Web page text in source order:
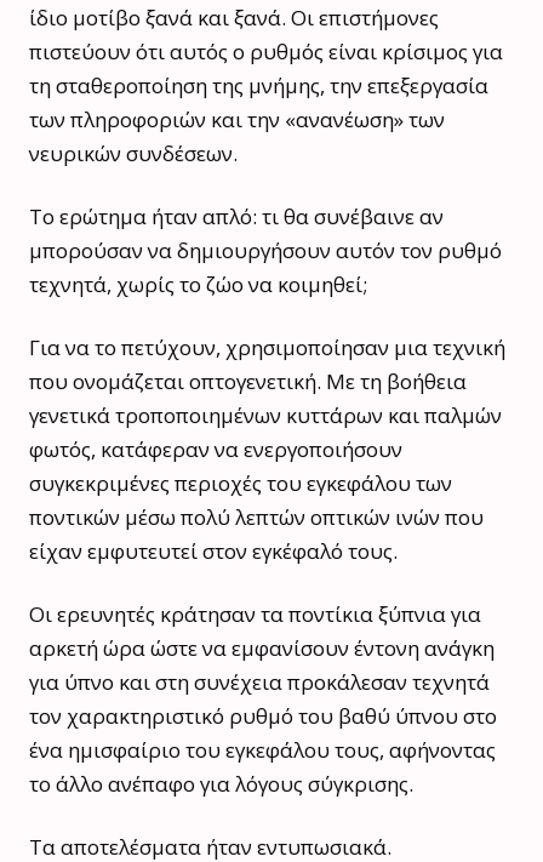
ίδιο μοτίβο ξανά και ξανά. Οι επιστήμονες
πιστεύουν ότι αυτός ο ρυθμός είναι κρίσιμος για
τη σταθεροποίηση της μνήμης, την επεξεργασία
των πληροφοριών και την «ανανέωση» των
νευρικών συνδέσεων.
Το ερώτημα ήταν απλό: τι θα συνέβαινε αν
μπορούσαν να δημιουργήσουν αυτόν τον ρυθμό
τεχνητά, χωρίς το ζώο να κοιμηθεί;
Για να το πετύχουν, χρησιμοποίησαν μια τεχνική
που ονομάζεται οπτογενετική. Με τη βοήθεια
γενετικά τροποποιημένων κυττάρων και παλμών
φωτός, κατάφεραν να ενεργοποιήσουν
συγκεκριμένες περιοχές του εγκεφάλου των
ποντικών μέσω πολύ λεπτών οπτικών ινών που
είχαν εμφυτευτεί στον εγκέφαλό τους.
Οι ερευνητές κράτησαν τα ποντίκια ξύπνια για
αρκετή ώρα ώστε να εμφανίσουν έντονη ανάγκη
για ύπνο και στη συνέχεια προκάλεσαν τεχνητά
τον χαρακτηριστικό ρυθμό του βαθύ ύπνου στο
ένα ημισφαίριο του εγκεφάλου τους, αφήνοντας
το άλλο ανέπαφο για λόγους σύγκρισης.
Τα αποτελέσματα ήταν εντυπωσιακά.